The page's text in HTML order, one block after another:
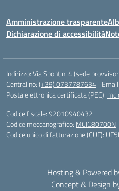
Amministrazione trasparente
Dichiarazione di accessibilità
Indirizzo:Via Spontini 4 (sede
Centralino:(+39) 0737787634 Email:
Posta elettronica certificata (PEC):
Codice fiscale: 92010940432
Codice meccanografico: MCIC80700N
Codice unico di fatturazione (CUF):
Hosting & Powered
Concept & Design